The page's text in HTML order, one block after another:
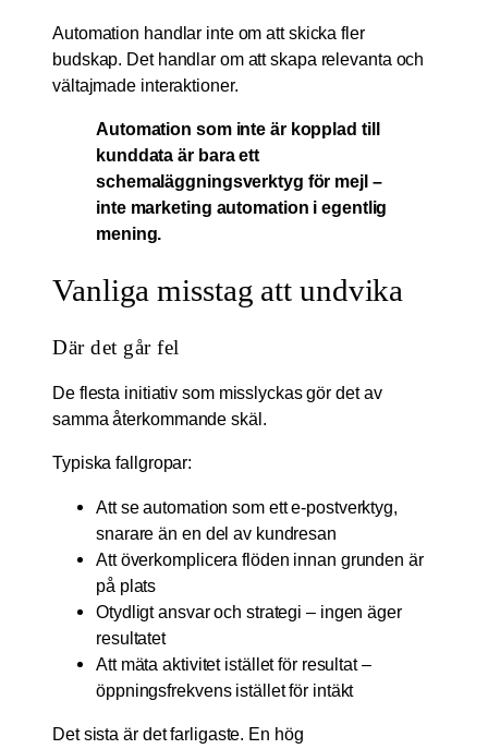
Automation handlar inte om att skicka fler
budskap. Det handlar om att skapa relevanta och
vältajmade interaktioner.
Automation som inte är kopplad till
kunddata är bara ett
schemaläggningsverktyg för mejl –
inte marketing automation i egentlig
mening.
Vanliga misstag att undvika
Där det går fel
De flesta initiativ som misslyckas gör det av
samma återkommande skäl.
Typiska fallgropar:
Att se automation som ett e-postverktyg,
snarare än en del av kundresan
Att överkomplicera flöden innan grunden är
på plats
Otydligt ansvar och strategi – ingen äger
resultatet
Att mäta aktivitet istället för resultat –
öppningsfrekvens istället för intäkt
Det sista är det farligaste. En hög